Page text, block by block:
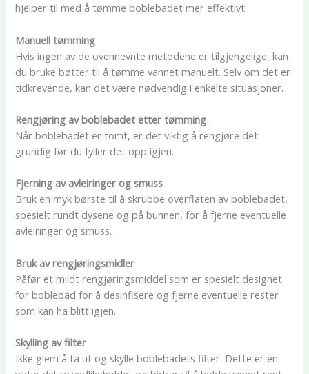
hjelper til med å tømme boblebadet mer effektivt.
Manuell tømming
Hvis ingen av de ovennevnte metodene er tilgjengelige, kan
du bruke bøtter til å tømme vannet manuelt. Selv om det er
tidkrevende, kan det være nødvendig i enkelte situasjoner.
Rengjøring av boblebadet etter tømming
Når boblebadet er tomt, er det viktig å rengjøre det
grundig før du fyller det opp igjen.
Fjerning av avleiringer og smuss
Bruk en myk børste til å skrubbe overflaten av boblebadet,
spesielt rundt dysene og på bunnen, for å fjerne eventuelle
avleiringer og smuss.
Bruk av rengjøringsmidler
Påfør et mildt rengjøringsmiddel som er spesielt designet
for boblebad for å desinfisere og fjerne eventuelle rester
som kan ha blitt igjen.
Skylling av filter
Ikke glem å ta ut og skylle boblebadets filter. Dette er en